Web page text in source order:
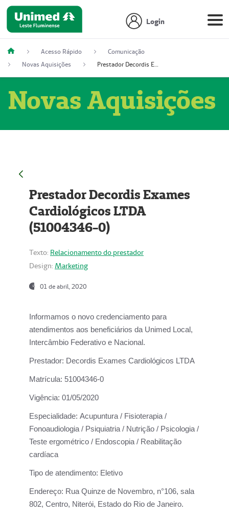
Login
Acesso Rápido
Comunicação
Novas Aquisições
Prestador Decordis Exames Cardiológicos LTDA (51004346-0)
Novas Aquisições
Prestador Decordis Exames
Cardiológicos LTDA
(51004346-0)
Texto: Relacionamento do prestador
Design: Marketing
01 de abril, 2020
Informamos o novo credenciamento para
atendimentos aos beneficiários da Unimed Local,
Intercâmbio Federativo e Nacional.
Prestador: Decordis Exames Cardiológicos LTDA
Matrícula: 51004346-0
Vigência: 01/05/2020
Especialidade: Acupuntura / Fisioterapia /
Fonoaudiologia / Psiquiatria / Nutrição / Psicologia /
Teste ergométrico / Endoscopia / Reabilitação
cardíaca
Tipo de atendimento: Eletivo
Endereço: Rua Quinze de Novembro, n°106, sala
802, Centro, Niterói, Estado do Rio de Janeiro.